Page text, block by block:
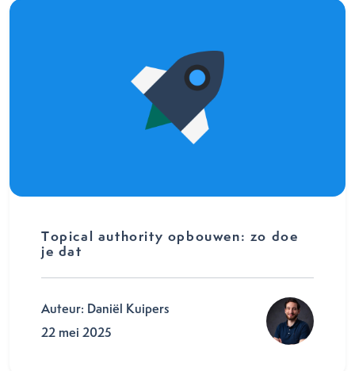
Topical authority opbouwen: zo doe
je dat
Auteur: Daniël Kuipers
22 mei 2025